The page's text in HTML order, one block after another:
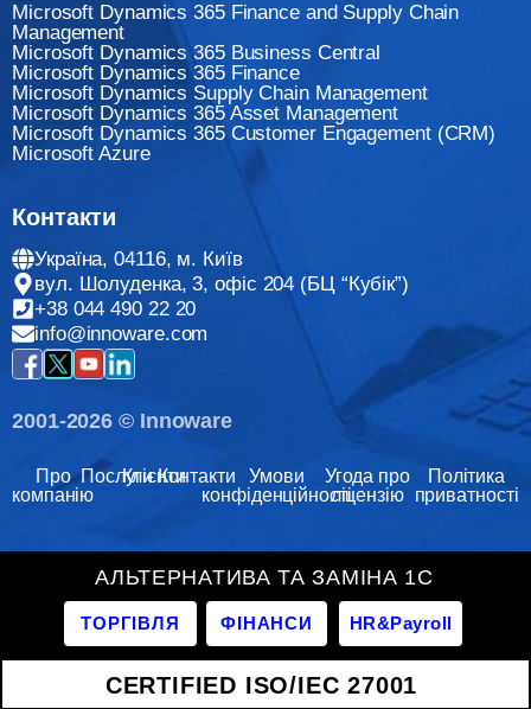
Microsoft Dynamics 365 Finance and Supply Chain
Management
Microsoft Dynamics 365 Business Central
Microsoft Dynamics 365 Finance
Мicrosoft Dynamics Supply Chain Management
Microsoft Dynamics 365 Asset Management
Microsoft Dynamics 365 Customer Engagement (CRM)
Microsoft Azure
Контакти
Україна, 04116, м. Київ
вул. Шолуденка, 3, офіс 204 (БЦ “Кубік”)
+38 044 490 22 20
info@innoware.com
2001-2026 © Innoware
Про
компанію
ПослугиКлієнтиКонтакти
Умови
конфіденційності
Угода про
ліцензію
Політика
приватності
ТОРГІВЛЯ ФІНАНСИ HR&Payroll
АЛЬТЕРНАТИВА ТА ЗАМІНА 1С
CERTIFIED ISO/IEC 27001